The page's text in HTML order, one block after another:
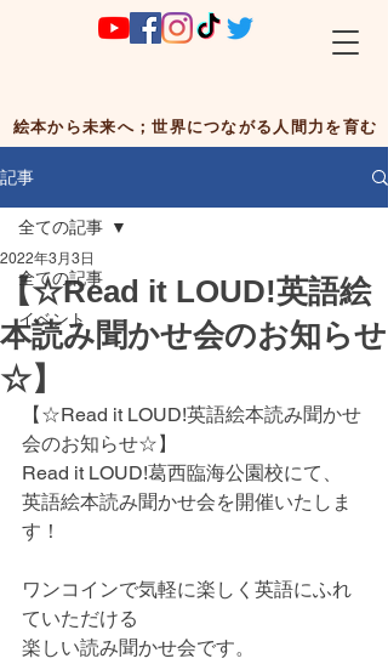
絵本から未来へ；世界につながる人間力を育む
記事
全ての記事
イベント
全ての記事
【☆Read it LOUD!英語絵
本読み聞かせ会のお知らせ
☆】
2022年3月3日
【☆Read it LOUD!英語絵本読み聞かせ
会のお知らせ☆】
Read it LOUD!葛西臨海公園校にて、
英語絵本読み聞かせ会を開催いたしま
す！
ワンコインで気軽に楽しく英語にふれ
ていただける
楽しい読み聞かせ会です。